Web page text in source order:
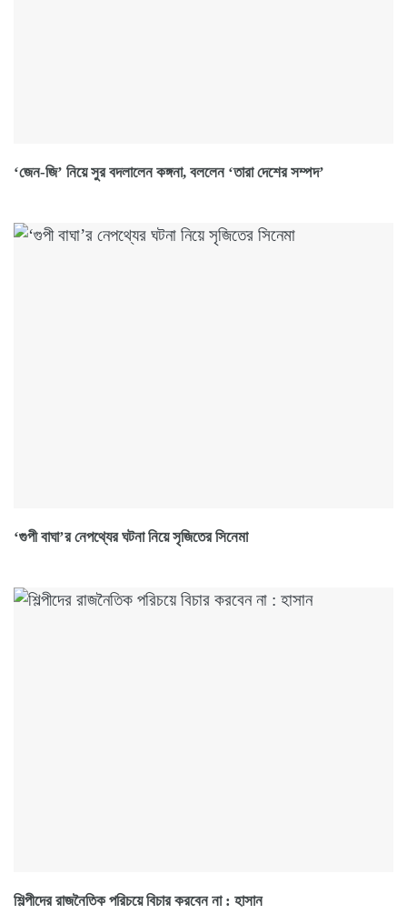
‘জেন-জি’ নিয়ে সুর বদলালেন কঙ্গনা, বললেন ‘তারা দেশের সম্পদ’
‘গুপী বাঘা’র নেপথ্যের ঘটনা নিয়ে সৃজিতের সিনেমা
শিল্পীদের রাজনৈতিক পরিচয়ে বিচার করবেন না : হাসান